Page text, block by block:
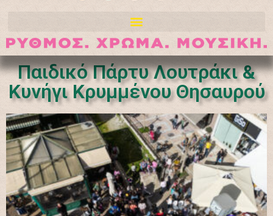
Παιδικό Πάρτυ Λουτράκι &
Κυνήγι Κρυμμένου Θησαυρού